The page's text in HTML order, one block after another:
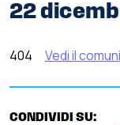
22
404 Vedi il
CONDIVIDI SU: